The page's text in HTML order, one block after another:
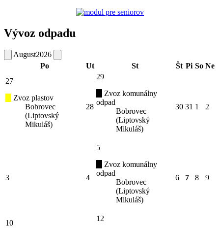
Vývoz odpadu
August2026
Po
Ut St Št Pi So Ne
27
Zvoz plastov
Bobrovec
(Liptovský
Mikuláš)
28
29
Zvoz komunálny
odpad
Bobrovec
(Liptovský
Mikuláš)
30 31 1 2
3 4
5
Zvoz komunálny
odpad
Bobrovec
(Liptovský
Mikuláš)
6 7 8 9
10
12